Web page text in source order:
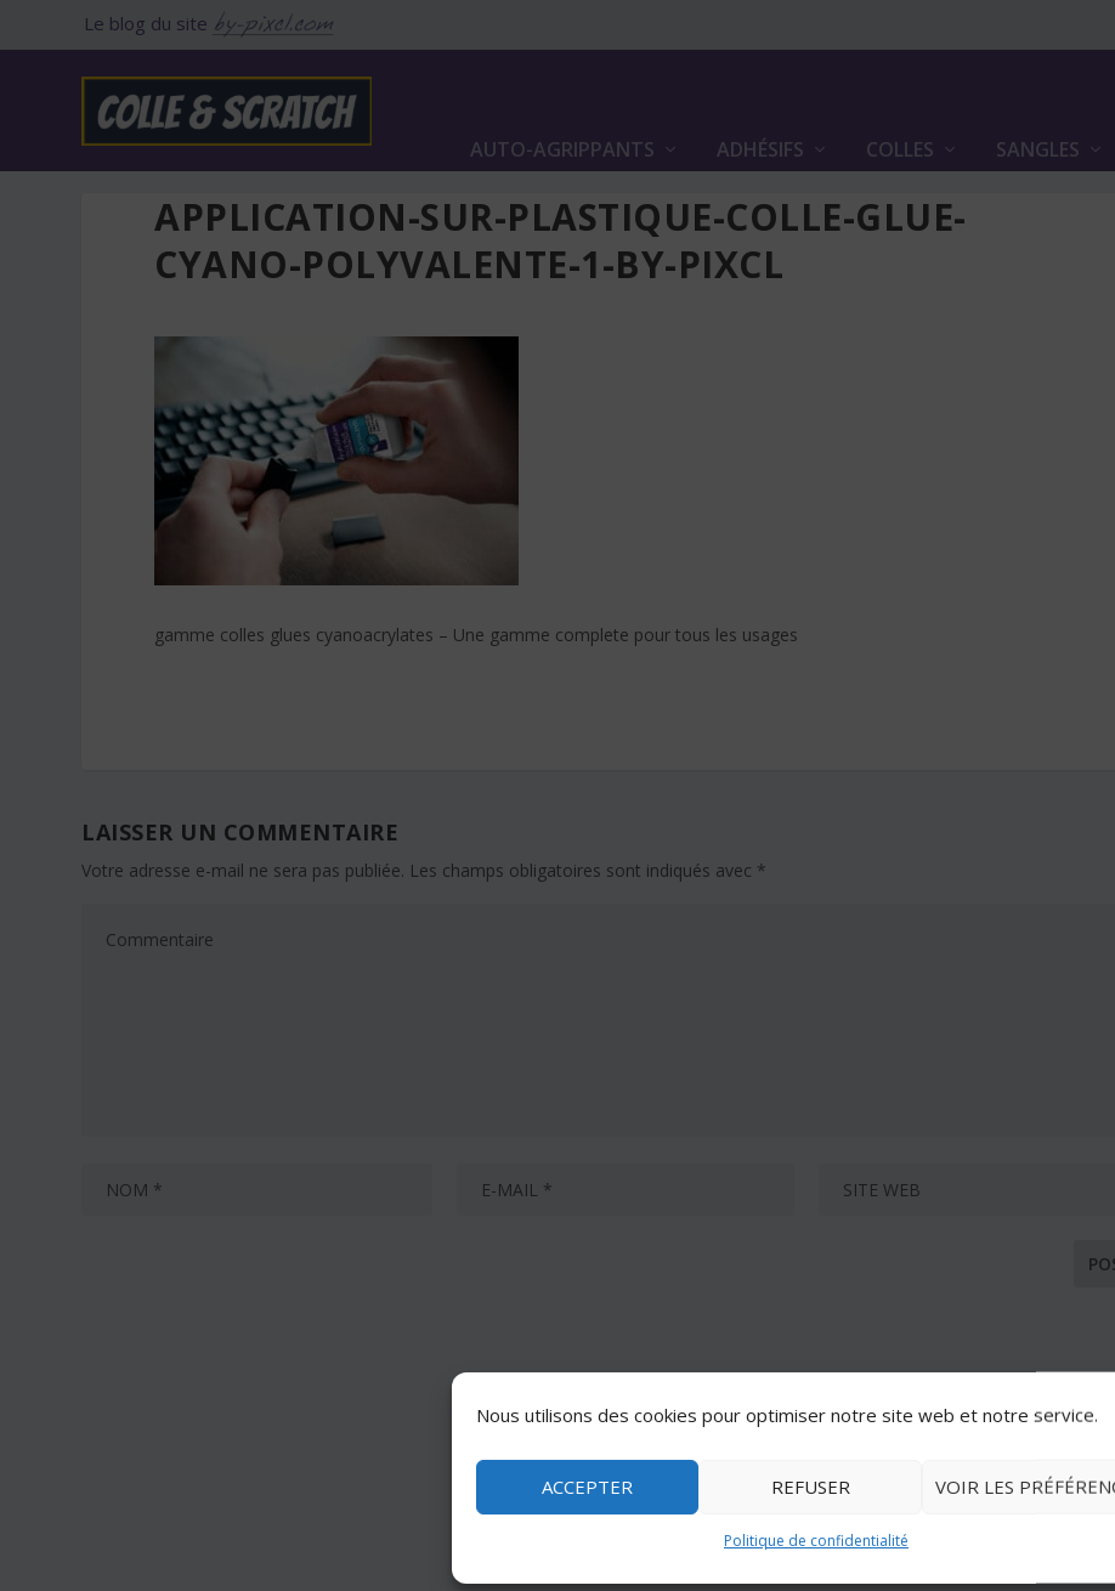
Nous utilisons des cookies pour optimiser notre site web et notre service.
ACCEPTER REFUSER VOIR LES
Politique de confidentialité
Le blog du site
AUTO-AGRIPPANTS ADHÉSIFS COLLES SANGLES
APPLICATION-SUR-PLASTIQUE-COLLE-GLUE-
CYANO-POLYVALENTE-1-BY-PIXCL
gamme colles glues cyanoacrylates – Une gamme complete pour tous les usages
LAISSER UN COMMENTAIRE
Votre adresse e-mail ne sera pas publiée. Les champs obligatoires sont indiqués avec *